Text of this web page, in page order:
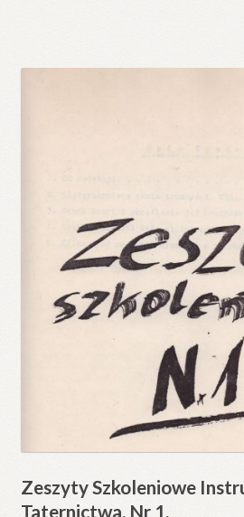
Zeszyty Szkoleniowe
Taternictwa. Nr 1.